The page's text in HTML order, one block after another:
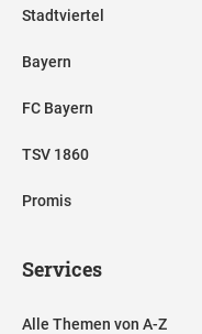
Stadtviertel
Bayern
FC Bayern
TSV 1860
Promis
Services
Alle Themen von A-Z